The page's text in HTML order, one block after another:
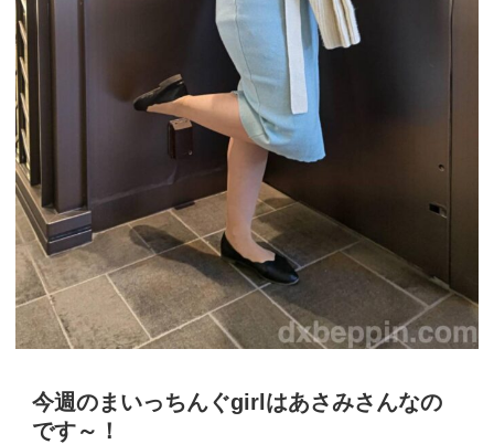
今週のまいっちんぐgirlはあさみさんなの
です～！